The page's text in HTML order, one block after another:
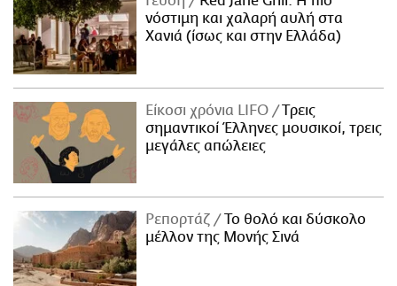
νόστιμη και χαλαρή αυλή στα
Χανιά (ίσως και στην Ελλάδα)
Είκοσι χρόνια LIFO
Tρεις
σημαντικοί Έλληνες μουσικοί, τρεις
μεγάλες απώλειες
Ρεπορτάζ
Το θολό και δύσκολο
μέλλον της Μονής Σινά